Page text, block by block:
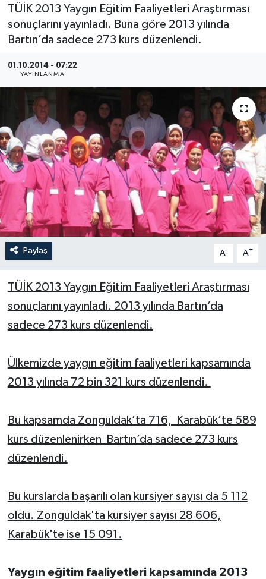
TÜİK 2013 Yaygın Eğitim Faaliyetleri Araştırması
sonuçlarını yayınladı. Buna göre 2013 yılında
Bartın’da sadece 273 kurs düzenlendi.
01.10.2014 - 07:22
YAYINLANMA
Paylaş A- A+
TÜİK 2013 Yaygın Eğitim Faaliyetleri Araştırması
sonuçlarını yayınladı. 2013 yılında Bartın’da
sadece 273 kurs düzenlendi.
Ülkemizde yaygın eğitim faaliyetleri kapsamında
2013 yılında 72 bin 321 kurs düzenlendi.
Bu kapsamda Zonguldak’ta 716, Karabük’te 589
kurs düzenlenirken Bartın’da sadece 273 kurs
düzenlendi.
Bu kurslarda başarılı olan kursiyer sayısı da 5 112
oldu. Zonguldak'ta kursiyer sayısı 28 606,
Karabük'te ise 15 091.
Yaygın eğitim faaliyetleri kapsamında 2013
Medya
Sivil Toplum
Siyaset
Spor
Tarım
Turizm
Yerel Yönetimler
DÜNYA